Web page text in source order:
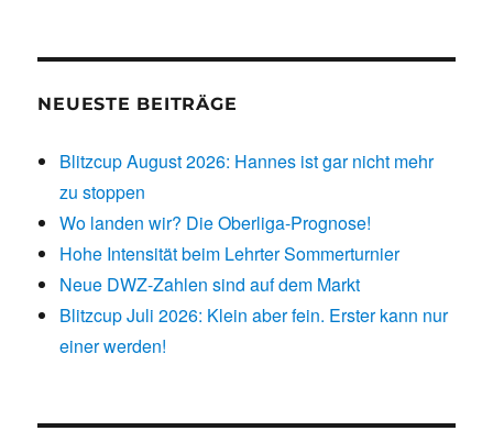
NEUESTE BEITRÄGE
Blitzcup August 2026: Hannes ist gar nicht mehr
zu stoppen
Wo landen wir? Die Oberliga-Prognose!
Hohe Intensität beim Lehrter Sommerturnier
Neue DWZ-Zahlen sind auf dem Markt
Blitzcup Juli 2026: Klein aber fein. Erster kann nur
einer werden!